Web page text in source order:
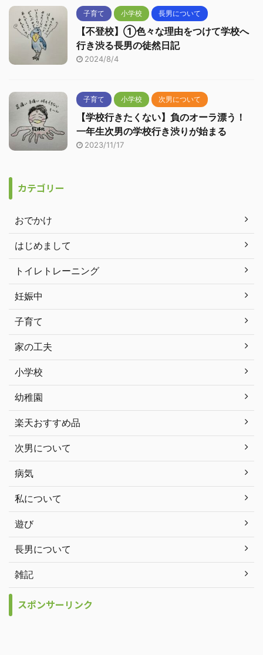
子育て 小学校 長男について
【不登校】①色々な理由をつけて学校へ
行き渋る長男の徒然日記
2024/8/4
子育て 小学校 次男について
【学校行きたくない】負のオーラ漂う！
一年生次男の学校行き渋りが始まる
2023/11/17
カテゴリー
おでかけ
はじめまして
トイレトレーニング
妊娠中
子育て
家の工夫
小学校
幼稚園
楽天おすすめ品
次男について
病気
私について
遊び
長男について
雑記
スポンサーリンク